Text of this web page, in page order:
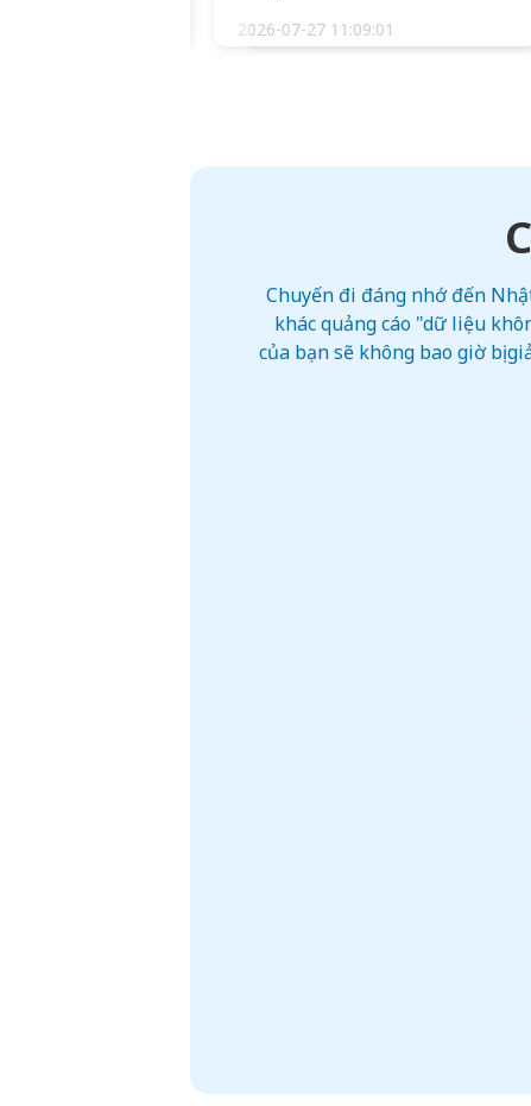
2026-07-27 11:09:01
Chuyến đi đáng nhớ đến
khác quảng cáo "dữ liệu
của bạn sẽ không bao giờ bị